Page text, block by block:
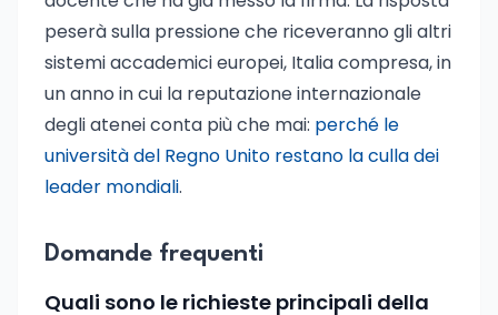
peserà sulla pressione che riceveranno gli altri
sistemi accademici europei, Italia compresa, in
un anno in cui la reputazione internazionale
degli atenei conta più che mai: perché le
università del Regno Unito restano la culla dei
leader mondiali.
Domande frequenti
Quali sono le richieste principali della